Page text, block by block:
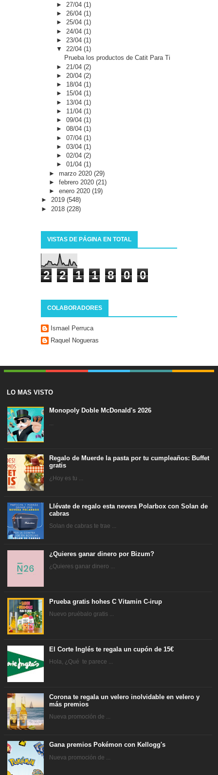
► 27/04(1)
►26/04(1)
►25/04(1)
► 24/04(1)
► 23/04(1)
▼22/04(1)
Prueba los productos de Catit Para Ti
► 21/04(2)
► 20/04(2)
► 18/04(1)
► 15/04(1)
► 13/04(1)
► 11/04(1)
►09/04(1)
►08/04(1)
►07/04(1)
►03/04(1)
►02/04(2)
►01/04(1)
► marzo 2020 (29)
► febrero 2020 (21)
► enero 2020 (19)
► 2019 (548)
► 2018 (228)
VISTAS DE PÁGINA EN TOTAL
2 2 1 1 8 0 0
COLABORADORES
Ismael Perruca
Raquel Nogueras
LO MAS VISTO
Monopoly Doble McDonald's 2026
...
Regalo de Muerde la pasta por tu cumpleaños: Buffet
gratis
¿Hoy es tu ...
Llévate de regalo esta nevera Polarbox con Solan de
cabras
Solan de cabras te trae ...
¿Quieres ganar dinero por Bizum?
¿Quieres ganar dinero ...
Prueba gratis hohes C Vitamin C-irup
Nuevo pruébalo gratis ...
El Corte Inglés te regala un cupón de 15€
Hola, ¿Qué te parece ...
Corona te regala un velero inolvidable en velero y
más premios
Nueva promoción de ...
Gana premios Pokémon con Kellogg's
Nueva promoción de ...